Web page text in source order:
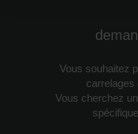
Vous souhaitez
carrelages
Vous cherchez